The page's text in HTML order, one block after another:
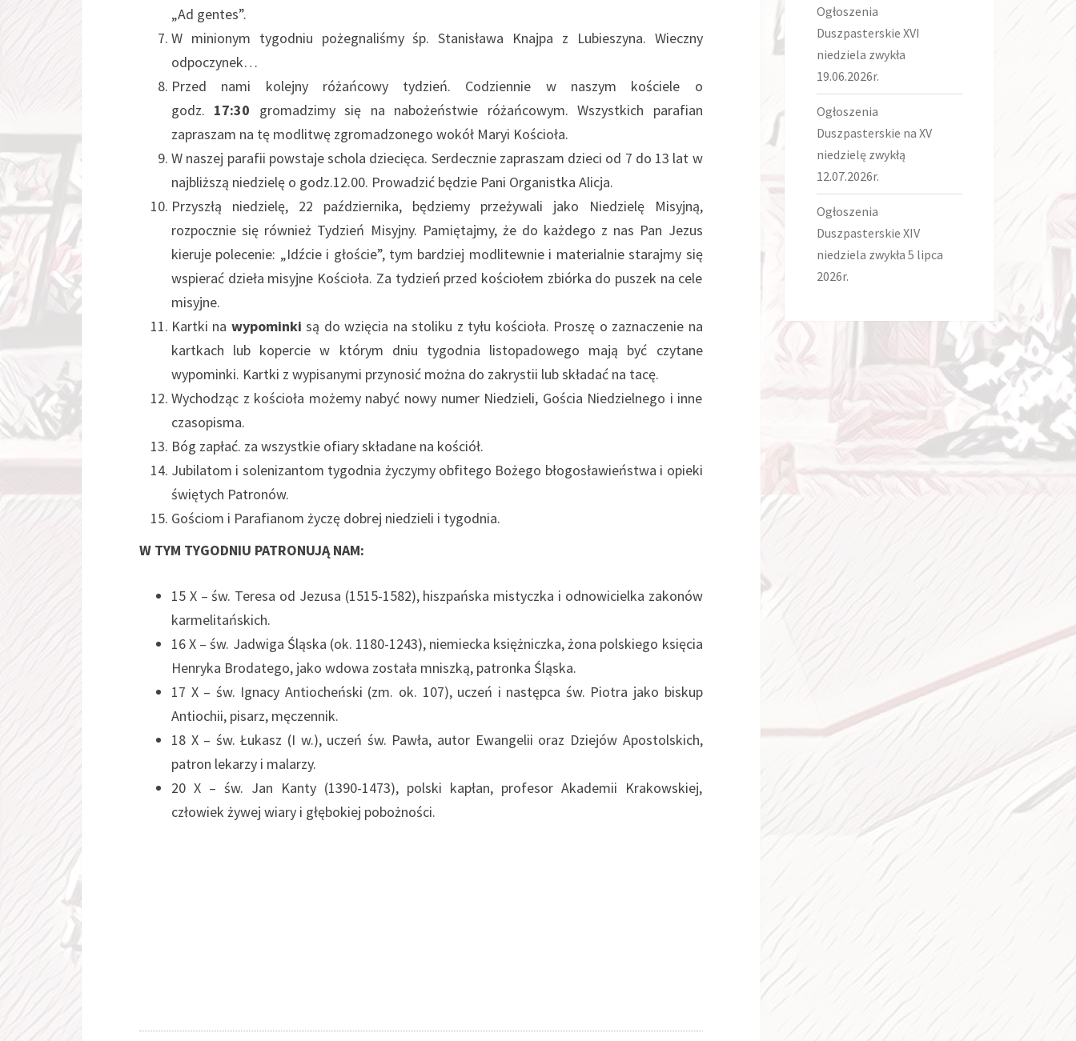
„Ad gentes”.
W minionym tygodniu pożegnaliśmy śp. Stanisława Knajpa z Lubieszyna. Wieczny
odpoczynek…
Przed nami kolejny różańcowy tydzień. Codziennie w naszym kościele o
godz. 17:30 gromadzimy się na nabożeństwie różańcowym. Wszystkich parafian
zapraszam na tę modlitwę zgromadzonego wokół Maryi Kościoła.
W naszej parafii powstaje schola dziecięca. Serdecznie zapraszam dzieci od 7 do 13 lat w
najbliższą niedzielę o godz.12.00. Prowadzić będzie Pani Organistka Alicja.
Przyszłą niedzielę, 22 października, będziemy przeżywali jako Niedzielę Misyjną,
rozpocznie się również Tydzień Misyjny. Pamiętajmy, że do każdego z nas Pan Jezus
kieruje polecenie: „Idźcie i głoście”, tym bardziej modlitewnie i materialnie starajmy się
wspierać dzieła misyjne Kościoła. Za tydzień przed kościołem zbiórka do puszek na cele
misyjne.
Kartki na wypominki są do wzięcia na stoliku z tyłu kościoła. Proszę o zaznaczenie na
kartkach lub kopercie w którym dniu tygodnia listopadowego mają być czytane
wypominki. Kartki z wypisanymi przynosić można do zakrystii lub składać na tacę.
Wychodząc z kościoła możemy nabyć nowy numer Niedzieli, Gościa Niedzielnego i inne
czasopisma.
Bóg zapłać. za wszystkie ofiary składane na kościół.
Jubilatom i solenizantom tygodnia życzymy obfitego Bożego błogosławieństwa i opieki
świętych Patronów.
Gościom i Parafianom życzę dobrej niedzieli i tygodnia.
W TYM TYGODNIU PATRONUJĄ NAM:
15 X – św. Teresa od Jezusa (1515-1582), hiszpańska mistyczka i odnowicielka zakonów
karmelitańskich.
16 X – św. Jadwiga Śląska (ok. 1180-1243), niemiecka księżniczka, żona polskiego księcia
Henryka Brodatego, jako wdowa została mniszką, patronka Śląska.
17 X – św. Ignacy Antiocheński (zm. ok. 107), uczeń i następca św. Piotra jako biskup
Antiochii, pisarz, męczennik.
18 X – św. Łukasz (I w.), uczeń św. Pawła, autor Ewangelii oraz Dziejów Apostolskich,
patron lekarzy i malarzy.
20 X – św. Jan Kanty (1390-1473), polski kapłan, profesor Akademii Krakowskiej,
człowiek żywej wiary i głębokiej pobożności.
Ogłoszenia
Duszpasterskie XVI
niedziela zwykła
19.06.2026r.
Ogłoszenia
Duszpasterskie na XV
niedzielę zwykłą
12.07.2026r.
Ogłoszenia
Duszpasterskie XIV
niedziela zwykła 5 lipca
2026r.